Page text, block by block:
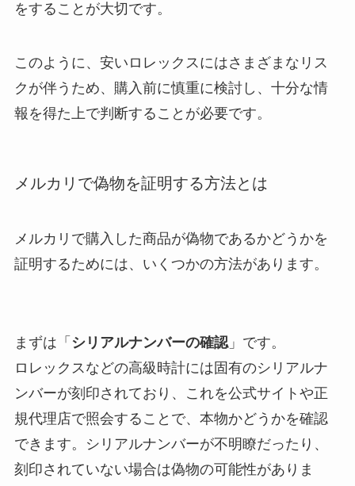
をすることが大切です。
このように、安いロレックスにはさまざまなリス
クが伴うため、購入前に慎重に検討し、十分な情
報を得た上で判断することが必要です。
メルカリで偽物を証明する方法とは
メルカリで購入した商品が偽物であるかどうかを
証明するためには、いくつかの方法があります。
まずは「 シリアルナンバーの確認」です。
ロレックスなどの高級時計には固有のシリアルナ
ンバーが刻印されており、これを公式サイトや正
規代理店で照会することで、本物かどうかを確認
できます。シリアルナンバーが不明瞭だったり、
刻印されていない場合は偽物の可能性がありま